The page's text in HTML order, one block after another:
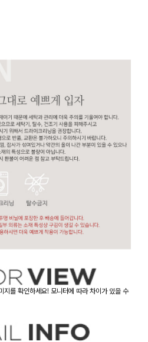
지를 확인하세요! 모니터에 따라 차이가 있을 수